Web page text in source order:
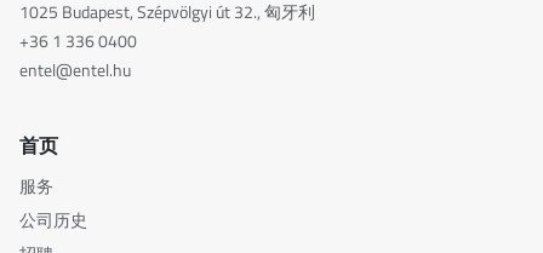
1025 Budapest, Szépvölgyi út 32., 匈牙利
+36 1 336 0400
entel@entel.hu
首页
服务
公司历史